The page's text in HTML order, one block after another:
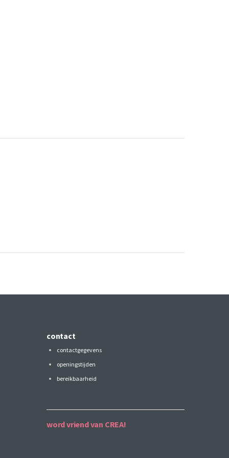
contact
contactgegevens
openingstijden
bereikbaarheid
word vriend van CREA!